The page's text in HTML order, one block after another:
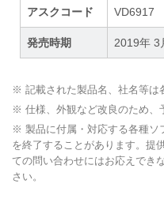
アスクコード VD6917
発売時期 2019年 3
※ 記載された製品名、社名等は
※ 仕様、外観など改良のため、
※ 製品に付属・対応する各種ソ
を終了することがあります。提
ての問い合わせにはお応えでき
さい。